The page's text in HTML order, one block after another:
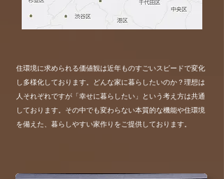
住環境に求められる価値観は近年ものすごいスピードで変化
し多様化しております。どんな家に暮らしたいのか？理想は
人それぞれですが「幸せに暮らしたい」という考え方は共通
しております。その中でも変わらない本質的な機能や住環境
を備えた、暮らしやすい家作りをご提供しております。